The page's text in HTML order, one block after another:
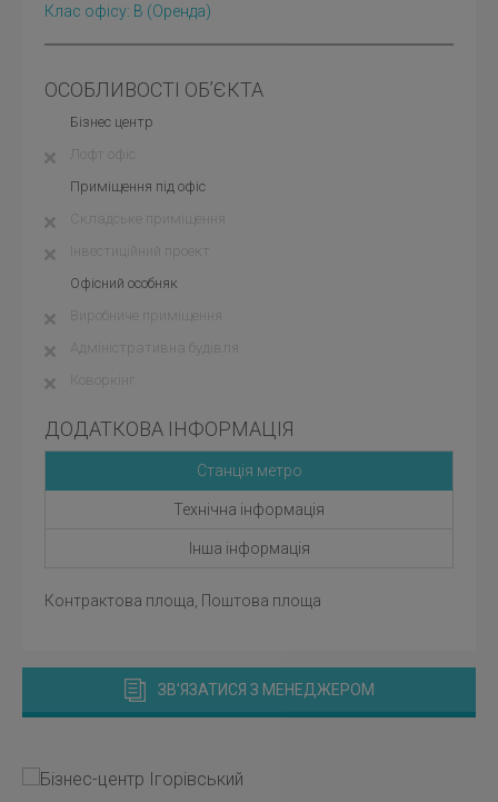
Клас офісу: B (оренда)
ОСОБЛИВОСТІ ОБ’ЄКТА
Бізнес центр
Лофт офіс
Приміщення під офіс
Складське приміщення
Інвестиційний проект
Офісний особняк
Виробниче приміщення
Адміністративна будівля
Коворкінг
ДОДАТКОВА ІНФОРМАЦІЯ
Станція метро
Технічна інформація
Інша інформація
Контрактова площа, Поштова площа
ЗВ'ЯЗАТИСЯ З МЕНЕДЖЕРОМ